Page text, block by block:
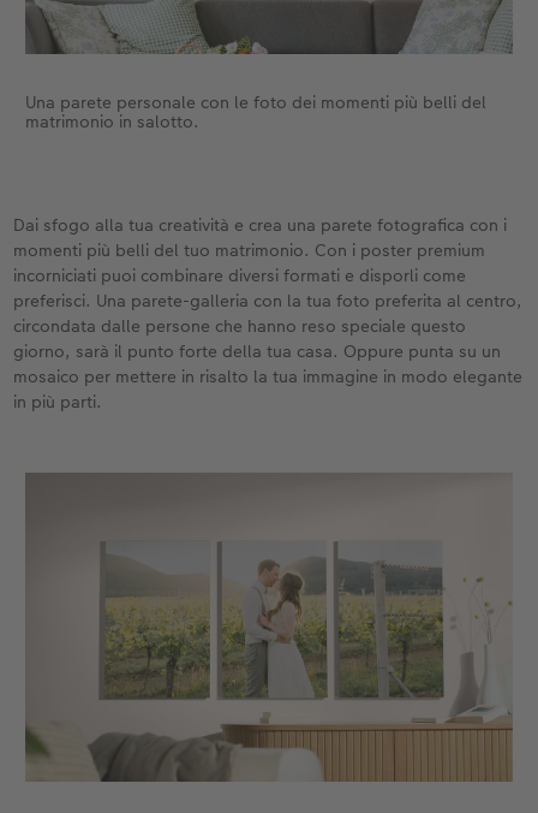
Una parete personale con le foto dei momenti più belli del
matrimonio in salotto.
Dai sfogo alla tua creatività e crea una parete fotografica con i
momenti più belli del tuo matrimonio. Con i poster premium
incorniciati puoi combinare diversi formati e disporli come
preferisci. Una parete-galleria con la tua foto preferita al centro,
circondata dalle persone che hanno reso speciale questo
giorno, sarà il punto forte della tua casa. Oppure punta su un
mosaico per mettere in risalto la tua immagine in modo elegante
in più parti.